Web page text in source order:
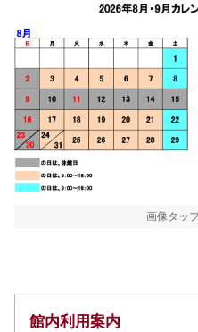
画像タッ
館内利用案内